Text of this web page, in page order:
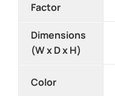
Factor
Dimensions
(W x D x H)
Color